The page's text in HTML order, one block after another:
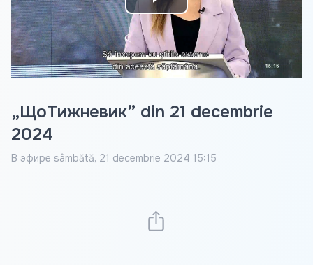
Play
Video
„ЩоТижневик” din 21 decembrie
2024
В эфире sâmbătă, 21 decembrie 2024 15:15